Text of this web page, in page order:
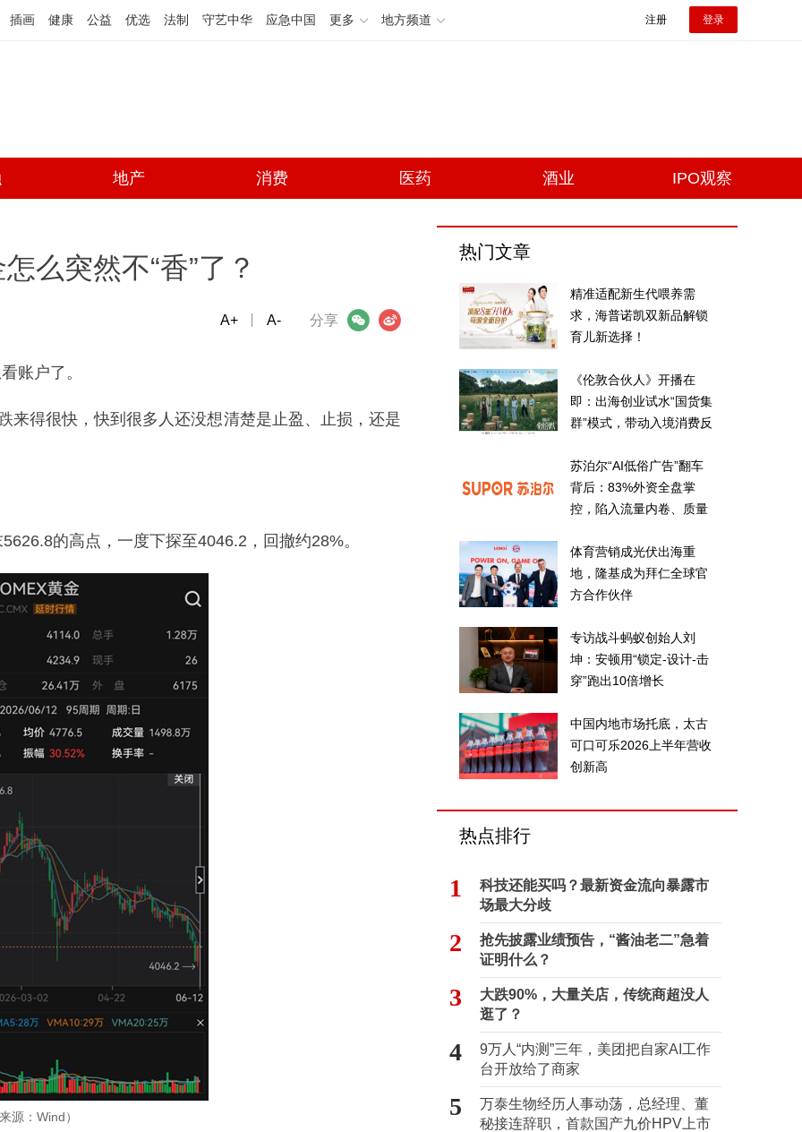
插画 健康 公益 优选 法制 守艺中华 应急中国 更多 地方频道 注册 登录
地产 消费 医药 酒业 IPO观察
么突然不“香”了？
分享
微信 微博
A+ A-
账户了。
来得很快，快到很多人还没想清楚是止盈、止损，还是
的高点，一度下探至4046.2，回撤约28%。
源：Wind）
热门文章
精准适配新生代喂养需
求，海普诺凯双新品解锁
育儿新选择！
《伦敦合伙人》开播在
即：出海创业试水“国货集
群”模式，带动入境消费反
苏泊尔“AI低俗广告”翻车
背后：83%外资全盘掌
控，陷入流量内卷、质量
体育营销成光伏出海重
地，隆基成为拜仁全球官
方合作伙伴
专访战斗蚂蚁创始人刘
坤：安顿用“锁定-设计-击
穿”跑出10倍增长
中国内地市场托底，太古
可口可乐2026上半年营收
创新高
热点排行
1
科技还能买吗？最新资金流向暴露市
场最大分歧
2
抢先披露业绩预告，“酱油老二”急着
证明什么？
3
大跌90%，大量关店，传统商超没人
逛了？
4
9万人“内测”三年，美团把自家AI工作
台开放给了商家
5
万泰生物经历人事动荡，总经理、董
秘接连辞职，首款国产九价HPV上市